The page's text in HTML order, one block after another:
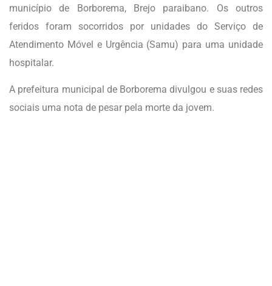
município de Borborema, Brejo paraibano. Os outros
feridos foram socorridos por unidades do Serviço de
Atendimento Móvel e Urgência (Samu) para uma unidade
hospitalar.
A prefeitura municipal de Borborema divulgou e suas redes
sociais uma nota de pesar pela morte da jovem.